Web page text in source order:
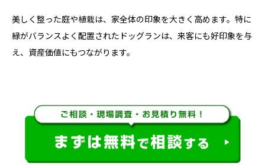
美しく整った庭や植栽は、家全体の印象を大きく高めます。特に
緑がバランスよく配置されたドッグランは、来客にも好印象を与
え、資産価値にもつながります。